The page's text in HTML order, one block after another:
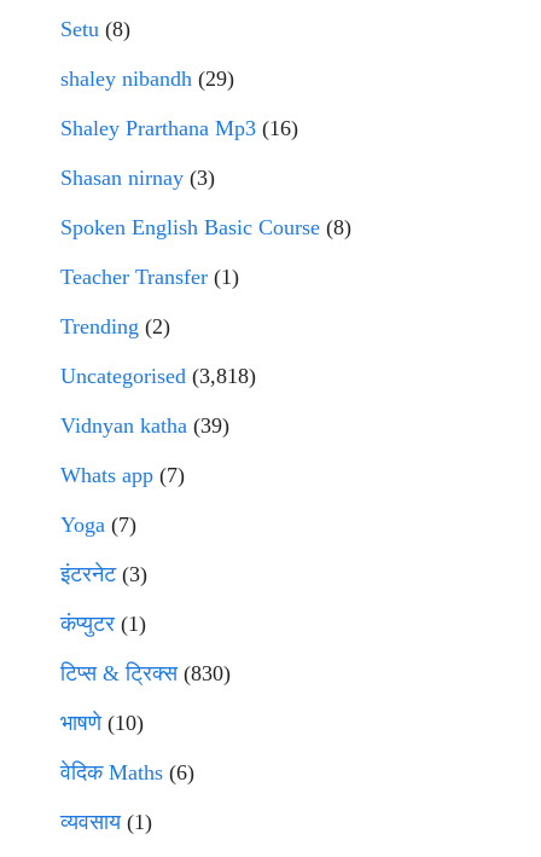
Setu (8)
shaley nibandh (29)
Shaley Prarthana Mp3 (16)
Shasan nirnay (3)
Spoken English Basic Course (8)
Teacher Transfer (1)
Trending (2)
Uncategorised (3,818)
Vidnyan katha (39)
Whats app (7)
Yoga (7)
इंटरनेट(3)
कंप्युटर (1)
टिप्स & ट्रिक्स(830)
भाषणे(10)
वेदिक Maths (6)
व्यवसाय(1)